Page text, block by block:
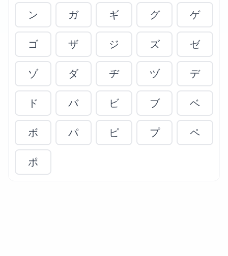
ン ガ ギ グ ゲ
ゴ ザ ジ ズ ゼ
ゾ ダ ヂ ヅ デ
ド バ ビ ブ ベ
ボ パ ピ プ ペ
ポ